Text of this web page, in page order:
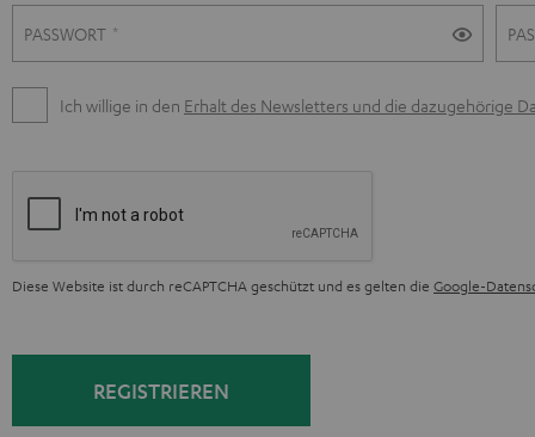
s
t
e
r
PASSWORT
Ich willige in den Erhalt des Newsletters und die dazugehörige
Diese Website ist durch reCAPTCHA geschützt und es gelten die Google-
REGISTRIEREN